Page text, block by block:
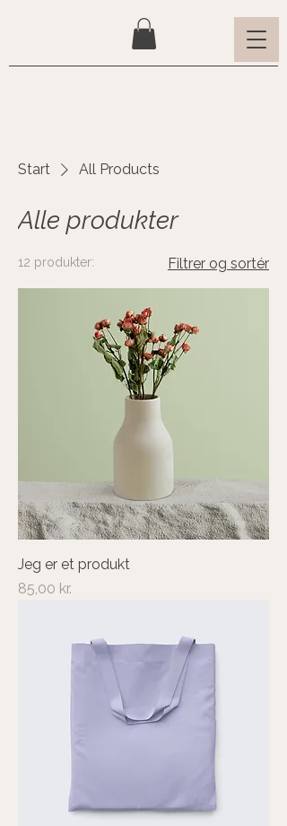
Start All Products
Alle produkter
12 produkter: Filtrer og sortér
Jeg er et produkt
Pris
85,00 kr.